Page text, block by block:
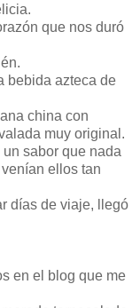
que nos duró
bebida azteca de
china con
muy original.
sabor que nada
ellos tan
días de viaje, llegó
en el blog que me